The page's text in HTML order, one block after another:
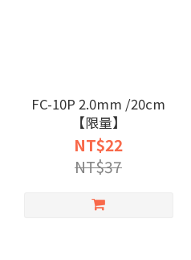
FC-10P 2.0mm /20cm
【限量】
NT$22
NT$37